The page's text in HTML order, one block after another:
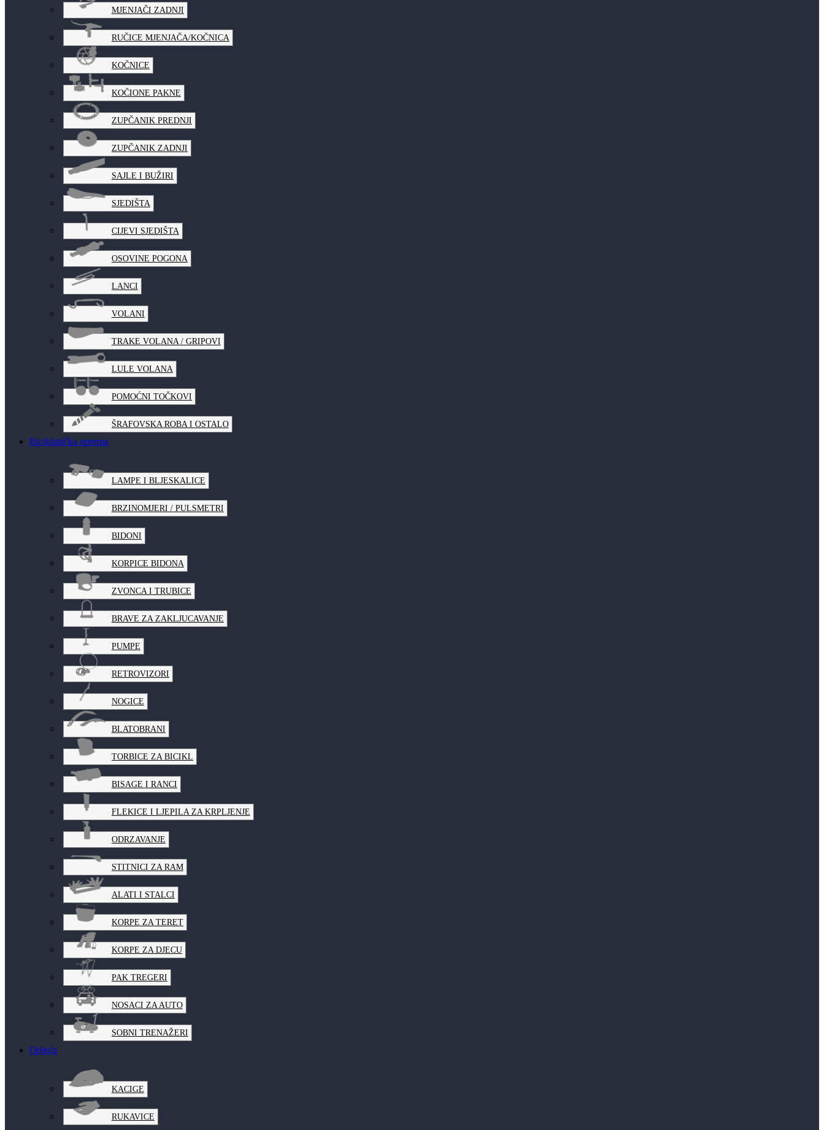
MJENJAČI ZADNJI
RUČICE MJENJAČA/KOČNICA
KOČNICE
KOČIONE PAKNE
ZUPČANIK PREDNJI
ZUPČANIK ZADNJI
SAJLE I BUŽIRI
SJEDIŠTA
CIJEVI SJEDIŠTA
OSOVINE POGONA
LANCI
VOLANI
TRAKE VOLANA / GRIPOVI
LULE VOLANA
POMOĆNI TOČKOVI
ŠRAFOVSKA ROBA I OSTALO
Biciklistička oprema
LAMPE I BLJESKALICE
BRZINOMJERI / PULSMETRI
BIDONI
KORPICE BIDONA
ZVONCA I TRUBICE
BRAVE ZA ZAKLJUCAVANJE
PUMPE
RETROVIZORI
NOGICE
BLATOBRANI
TORBICE ZA BICIKL
BISAGE I RANCI
FLEKICE I LJEPILA ZA KRPLJENJE
ODRZAVANJE
STITNICI ZA RAM
ALATI I STALCI
KORPE ZA TERET
KORPE ZA DJECU
PAK TREGERI
NOSACI ZA AUTO
SOBNI TRENAŽERI
Odjeća
KACIGE
RUKAVICE